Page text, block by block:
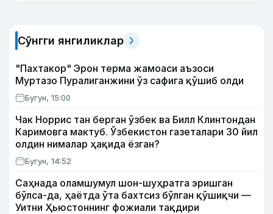
Сўнгги янгиликлар
"Пахтакор" Эрон терма жамоаси аъзоси
Муртазо Пуралиганжини ўз сафига қўшиб олди
Бугун, 15:00
Чак Норрис тан берган ўзбек ва Билл Клинтондан
Каримовга мактуб. Ўзбекистон газеталари 30 йил
олдин нималар ҳақида ёзган?
Бугун, 14:52
Саҳнада оламшумул шон-шуҳратга эришган
бўлса-да, ҳаётда ўта бахтсиз бўлган қўшиқчи —
Уитни Ҳьюстоннинг фожиали тақдири